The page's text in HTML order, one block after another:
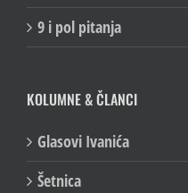
9 i pol pitanja
KOLUMNE & ČLANCI
Glasovi Ivanića
Šetnica